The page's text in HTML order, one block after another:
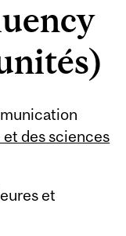
des sciences
et